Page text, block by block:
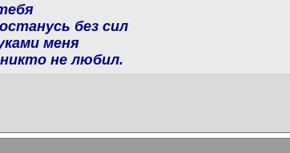
без сил
меня
не любил.